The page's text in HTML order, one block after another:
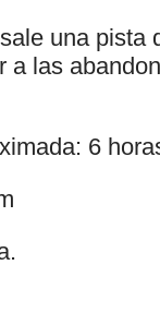
una pista
a las
6